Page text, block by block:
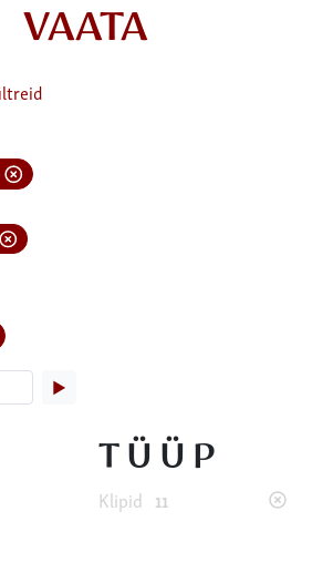
VAATA
▶
TÜÜP
Klipid 11